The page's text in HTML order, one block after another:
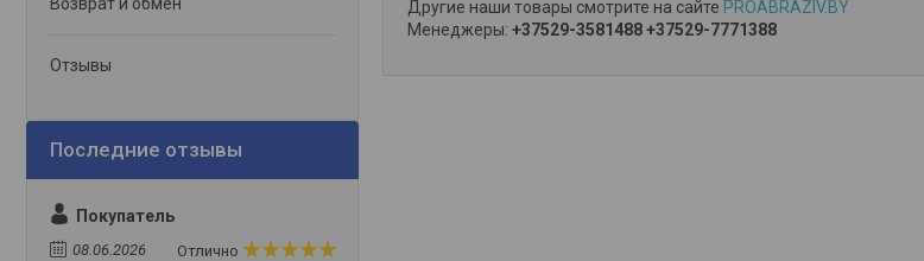
Другие наши товары смотрите на сайте PROABRAZIV.BY
Менеджеры: +37529-3581488+37529-7771388
Отзывы
Покупатель
08.06.2026 Отлично